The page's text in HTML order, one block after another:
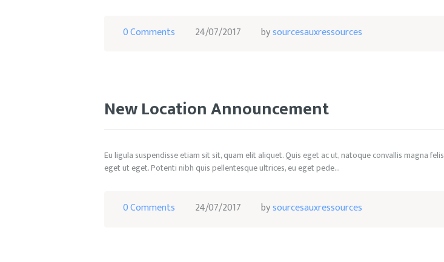
0Comments 24/07/2017 bysourcesauxressources
New Location Announcement
Eu ligula suspendisse etiam sit sit, quam elit aliquet. Quis eget ac ut, natoque convallis magna
eget ut eget. Potenti nibh quis pellentesque ultrices, eu eget pede…
0Comments 24/07/2017 bysourcesauxressources